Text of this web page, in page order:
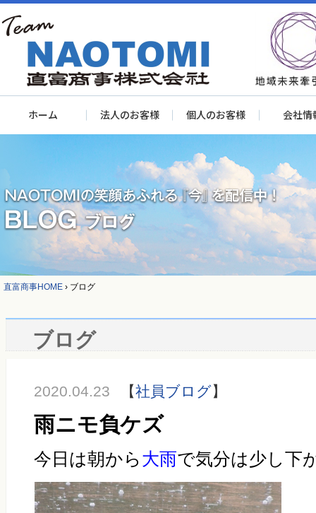
ホーム 法人のお客様 個人のお客様 会社情
直富商事HOME › ブログ
ブログ
2020.04.23 【社員ブログ】
雨ニモ負ケズ
今日は朝から 大雨で気分は少し下